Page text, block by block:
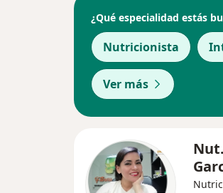
¿Qué especialidad estás
Nutricionista
Ver más